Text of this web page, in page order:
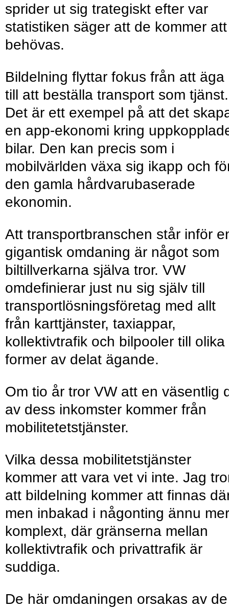
sprider ut sig trategiskt efter var
statistiken säger att de kommer att
behövas.
Bildelning flyttar fokus från att äga
till att beställa transport som tjänst.
Det är ett exempel på att det
en app-ekonomi kring
bilar. Den kan precis som i
mobilvärlden växa sig ikapp och
den gamla hårdvarubaserade
ekonomin.
Att transportbranschen står inför
gigantisk omdaning är något som
biltillverkarna själva tror. VW
omdefinierar just nu sig själv till
transportlösningsföretag med allt
från karttjänster, taxiappar,
kollektivtrafik och bilpooler till olika
former av delat ägande.
Om tio år tror VW att en väsentlig
av dess inkomster kommer från
mobilitetetstjänster.
Vilka dessa mobilitetstjänster
kommer att vara vet vi inte. Jag
att bildelning kommer att finnas
men inbakad i någonting ännu mer
komplext, där gränserna mellan
kollektivtrafik och privattrafik är
suddiga.
De här omdaningen orsakas av de